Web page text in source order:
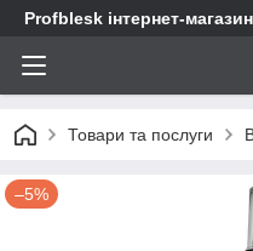
Profblesk інтернет-
Товари та послуги
–5%